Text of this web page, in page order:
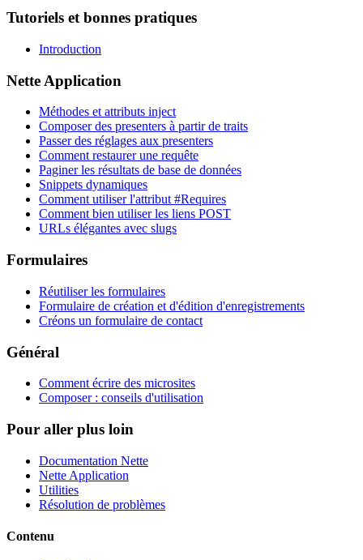
Tutoriels et bonnes pratiques
Introduction
Nette Application
Méthodes et attributs inject
Composer des presenters à partir de traits
Passer des réglages aux presenters
Comment restaurer une requête
Paginer les résultats de base de données
Snippets dynamiques
Comment utiliser l'attribut #Requires
Comment bien utiliser les liens POST
URLs élégantes avec slugs
Formulaires
Réutiliser les formulaires
Formulaire de création et d'édition d'enregistrements
Créons un formulaire de contact
Général
Comment écrire des microsites
Composer : conseils d'utilisation
Pour aller plus loin
Documentation Nette
Nette Application
Utilities
Résolution de problèmes
Contenu